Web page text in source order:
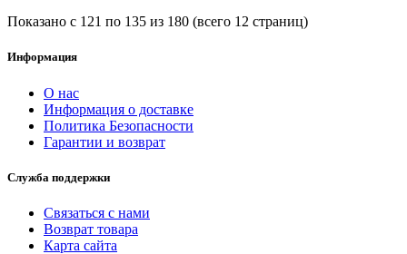
Показано с 121 по 135 из 180 (всего 12 страниц)
Информация
О нас
Информация о доставке
Политика Безопасности
Гарантии и возврат
Служба поддержки
Связаться с нами
Возврат товара
Карта сайта